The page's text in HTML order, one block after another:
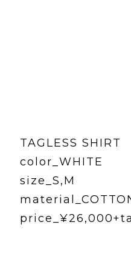
TAGLESS SHIRT
color_WHITE
size_S,M